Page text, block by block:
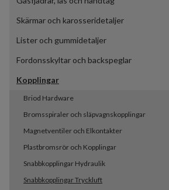
Skärmar och karosseridetaljer
Lister och gummidetaljer
Fordonsskyltar och backspeglar
Kopplingar
Briod Hardware
Bromsspiraler och släpvagnskopplingar
Magnetventiler och Elkontakter
Plastbromsrör och Kopplingar
Snabbkopplingar Hydraulik
Snabbkopplingar Tryckluft